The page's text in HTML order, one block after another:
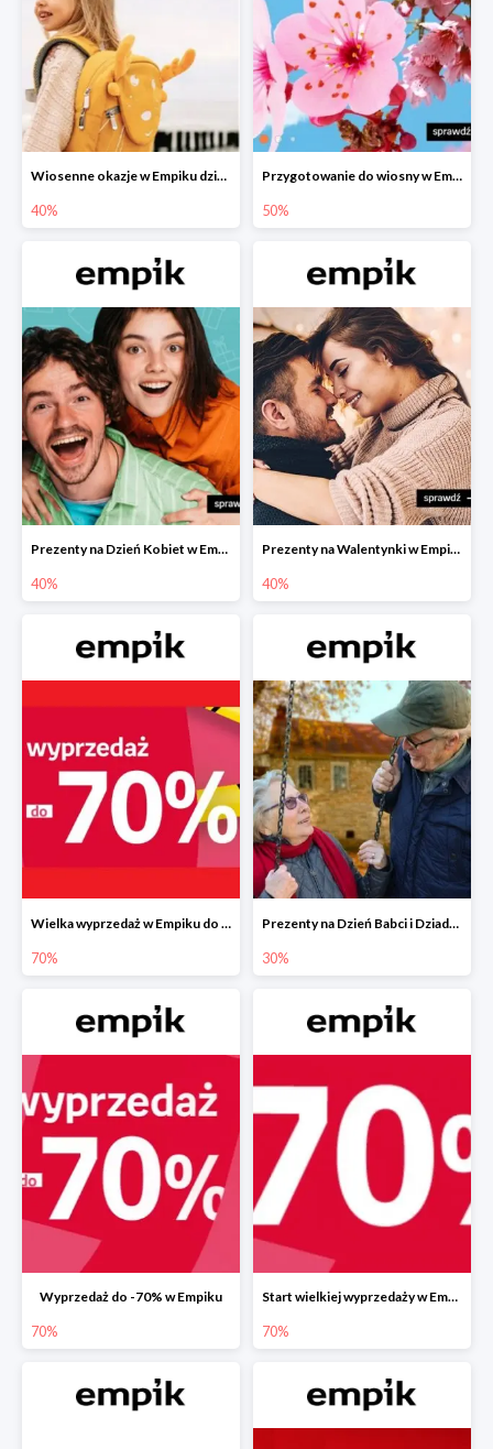
Wiosenne okazje w Empiku dziecko w podróży do -40%
40%
Przygotowanie do wiosny w Empiku - setki produktów do -50%
50%
Prezenty na Dzień Kobiet w Empiku do -40%
40%
Prezenty na Walentynki w Empiku do -40%
40%
Wielka wyprzedaż w Empiku do -70%
70%
Prezenty na Dzień Babci i Dziadka w Empiku do -30%
30%
Wyprzedaż do -70% w Empiku
70%
Start wielkiej wyprzedaży w Empiku do -70%
70%